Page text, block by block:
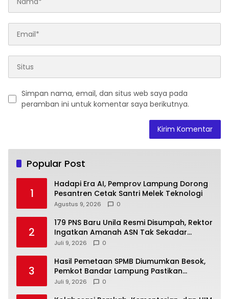
Simpan nama, email, dan situs web saya pada
peramban ini untuk komentar saya berikutnya.
Popular Post
1
Hadapi Era AI, Pemprov Lampung Dorong
Pesantren Cetak Santri Melek Teknologi
Agustus 9, 2026 0
2
179 PNS Baru Unila Resmi Disumpah, Rektor
Ingatkan Amanah ASN Tak Sekadar
Formalitas
Juli 9, 2026 0
3
Hasil Pemetaan SPMB Diumumkan Besok,
Pemkot Bandar Lampung Pastikan
Sekolah Negeri Gratis
Juli 9, 2026 0